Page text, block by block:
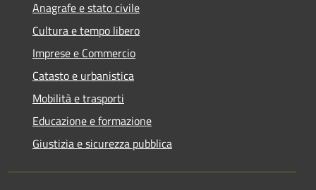
Anagrafe e stato civile
Cultura e tempo libero
Imprese e Commercio
Catasto e urbanistica
Mobilità e trasporti
Educazione e formazione
Giustizia e sicurezza pubblica